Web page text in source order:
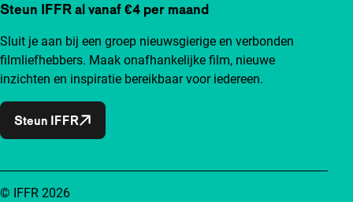
Steun IFFR al vanaf €4 per maand
Sluit je aan bij een groep nieuwsgierige en verbonden
filmliefhebbers. Maak onafhankelijke film, nieuwe
inzichten en inspiratie bereikbaar voor iedereen.
Steun IFFR
© IFFR 2026